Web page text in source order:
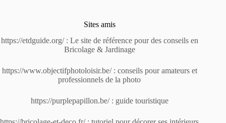
Sites amis
https://etdguide.org/: Le site de référence pour des conseils en
Bricolage & Jardinage
https://www.objectifphotoloisir.be/: conseils pour amateurs et
professionnels de la photo
https://purplepapillon.be/: guide touristique